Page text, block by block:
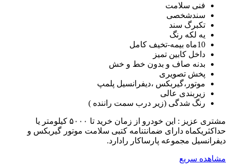
فنی سلامت
سندشخصی
تکبرگ سند
یه لکه رنگ
10ماه بیمه-تخیف کامل
داخل کابین تمیز
بدنه صاف و بدون خط و خش
پخش تصویری
موتور،گیربکس ،دیفرانسیل پلمپ
زیربندی عالی
رنگ شدگی (زیر درب سمت راننده )
مشتری عزیز : این خودرو از زمان خرید تا ۵۰۰۰ کیلومتر یا
حداکثریکماه دارای ضمانتنامه کتبی سلامت موتور گیربکس و
دیفرانسیل مجموعه پارساکار رادارد.
مشاهده سریع